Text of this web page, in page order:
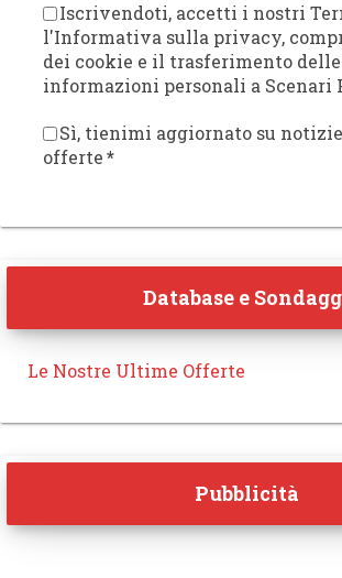
Iscrivendoti, accetti i nostri
l'Informativa sulla privacy,
dei cookie e il trasferimento
informazioni personali a Scenari
Sì, tienimi aggiornato su
offerte*
Database e
Le Nostre Ultime Offerte
Pubblicità